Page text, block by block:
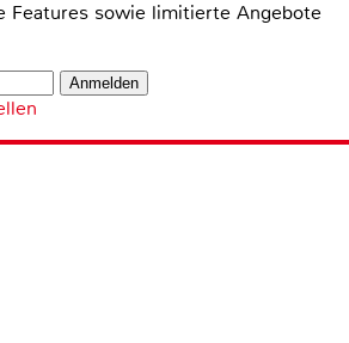
Features sowie limitierte Angebote